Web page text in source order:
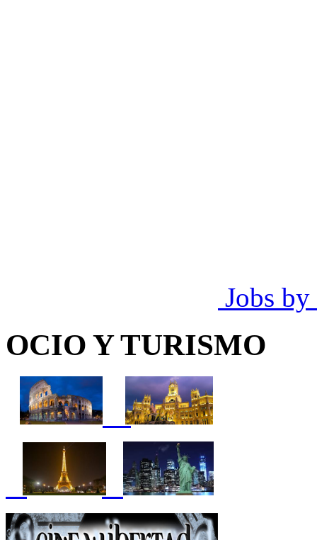
Jobs by
OCIO Y TURISMO